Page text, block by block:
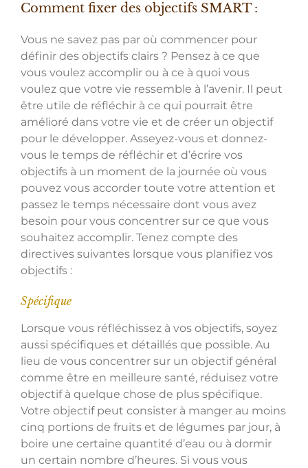
Comment fixer des objectifs SMART :
Vous ne savez pas par où commencer pour
définir des objectifs clairs ? Pensez à ce que
vous voulez accomplir ou à ce à quoi vous
voulez que votre vie ressemble à l’avenir. Il peut
être utile de réfléchir à ce qui pourrait être
amélioré dans votre vie et de créer un objectif
pour le développer. Asseyez-vous et donnez-
vous le temps de réfléchir et d’écrire vos
objectifs à un moment de la journée où vous
pouvez vous accorder toute votre attention et
passez le temps nécessaire dont vous avez
besoin pour vous concentrer sur ce que vous
souhaitez accomplir. Tenez compte des
directives suivantes lorsque vous planifiez vos
objectifs :
Spécifique
Lorsque vous réfléchissez à vos objectifs, soyez
aussi spécifiques et détaillés que possible. Au
lieu de vous concentrer sur un objectif général
comme être en meilleure santé, réduisez votre
objectif à quelque chose de plus spécifique.
Votre objectif peut consister à manger au moins
cinq portions de fruits et de légumes par jour, à
boire une certaine quantité d’eau ou à dormir
un certain nombre d’heures. Si vous vous